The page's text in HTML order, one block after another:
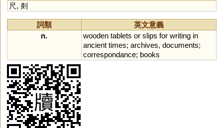
尺 , 剡
詞類
英文意義
n.
wooden tablets or slips for writing in
ancient times; archives, documents;
correspondance; books